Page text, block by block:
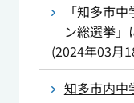
「知多市
ン総選挙」
(2024年03月
知多市内中